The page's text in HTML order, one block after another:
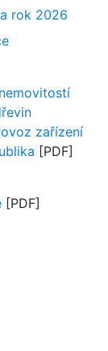
rok 2026
zařízení
[PDF]
[PDF]